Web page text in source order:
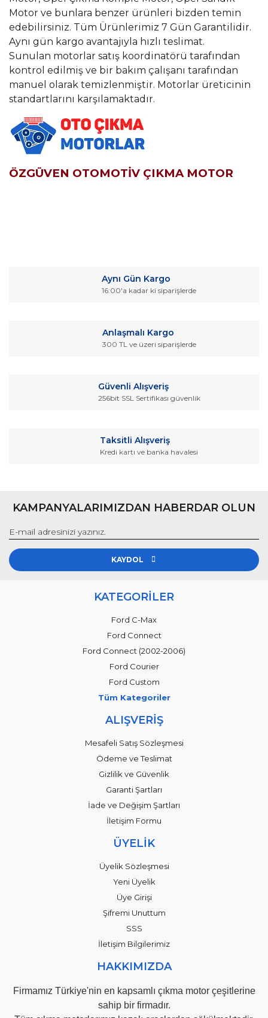
Motor ve bunlara benzer ürünleri bizden temin
edebilirsiniz. Tüm Ürünlerimiz 7 Gün Garantilidir.
Aynı gün kargo avantajıyla hızlı teslimat.
Sunulan motorlar satış koordinatörü tarafından
kontrol edilmiş ve bir bakım çalışanı tarafından
manuel olarak temizlenmiştir. Motorlar üreticinin
standartlarını karşılamaktadır.
ÖZGÜVEN OTOMOTİV ÇIKMA MOTOR
Görüş ve önerileriniz için teşekkür ederiz.
Ürün bilgilerinde hatalar bulunuyor.
Gönder
Aynı Gün Kargo
16:00'a kadar ki siparişlerde
Anlaşmalı Kargo
300 TL ve üzeri siparişlerde
Güvenli Alışveriş
256bit SSL Sertifikası güvenlik
Taksitli Alışveriş
Kredi kartı ve banka havalesi
KAMPANYALARIMIZDAN HABERDAR OLUN
KAYDOL
KATEGORİLER
Ford C-Max
Ford Connect
Ford Connect (2002-2006)
Ford Courier
Ford Custom
Tüm Kategoriler
ALIŞVERİŞ
Mesafeli Satış Sözleşmesi
Ödeme ve Teslimat
Gizlilik ve Güvenlik
Garanti Şartları
İade ve Değişim Şartları
İletişim Formu
ÜYELİK
Üyelik Sözleşmesi
Yeni Üyelik
Üye Girişi
Şifremi Unuttum
SSS
İletişim Bilgilerimiz
HAKKIMIZDA
Firmamız Türkiye'nin en kapsamlı çıkma motor çeşitlerine
sahip bir firmadır.